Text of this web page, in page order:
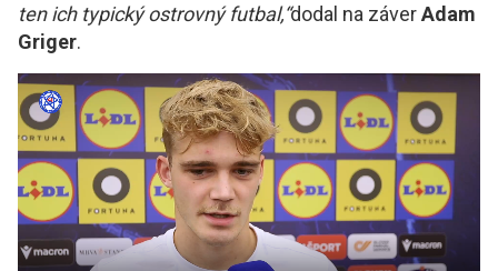
ten ich typický ostrovný futbal,“dodal na záverAdam
Griger.